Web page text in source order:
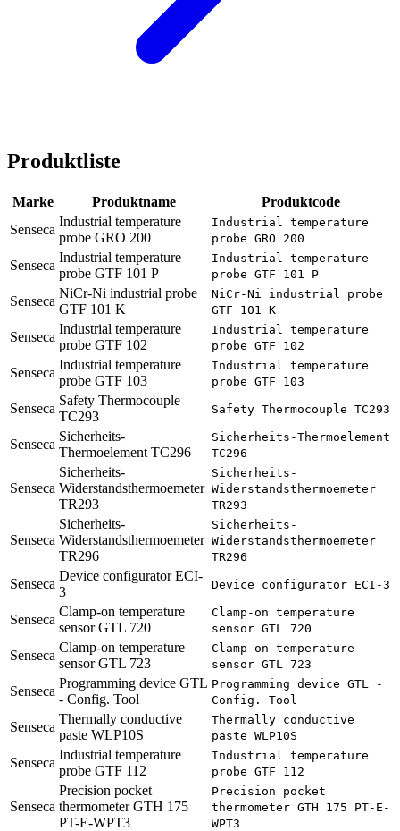
Produktliste
Marke Produktname
Produktcode
Senseca
Industrial temperature
probe GRO 200
Industrial temperature
probe GRO 200
Senseca
Industrial temperature
probe GTF 101 P
Industrial temperature
probe GTF 101 P
Senseca
NiCr-Ni industrial probe
GTF 101 K
NiCr-Ni industrial probe
GTF 101 K
Senseca
Industrial temperature
probe GTF 102
Industrial temperature
probe GTF 102
Senseca
Industrial temperature
probe GTF 103
Industrial temperature
probe GTF 103
Senseca
Safety Thermocouple
TC293
Safety Thermocouple TC293
Senseca
Sicherheits-
Thermoelement TC296
Sicherheits-Thermoelement
TC296
Senseca
Sicherheits-
Widerstandsthermoemeter
TR293
Sicherheits-
Widerstandsthermoemeter
TR293
Senseca
Sicherheits-
Widerstandsthermoemeter
TR296
Sicherheits-
Widerstandsthermoemeter
TR296
Senseca
Device configurator ECI-
3
Device configurator ECI-3
Senseca
Clamp-on temperature
sensor GTL 720
Clamp-on temperature
sensor GTL 720
Senseca
Clamp-on temperature
sensor GTL 723
Clamp-on temperature
sensor GTL 723
Senseca
Programming device GTL
- Config. Tool
Programming device GTL -
Config. Tool
Senseca
Thermally conductive
paste WLP10S
Thermally conductive
paste WLP10S
Senseca
Industrial temperature
probe GTF 112
Industrial temperature
probe GTF 112
Senseca
Precision pocket
thermometer GTH 175
PT-E-WPT3
Precision pocket
thermometer GTH 175 PT-E-
WPT3